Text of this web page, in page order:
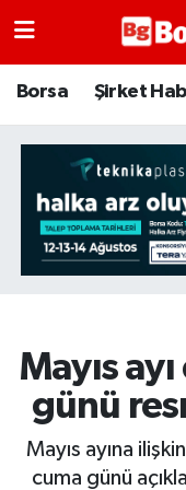
Borsa Şirket
Mayıs
günü
Mayıs ayına
cuma günü
Borsa
Emtia
Galeri
Bitcoin
Şirket
Borsa